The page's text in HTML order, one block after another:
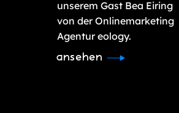
unserem Gast Bea Eiring
von der Onlinemarketing
Agentur eology.
ansehen